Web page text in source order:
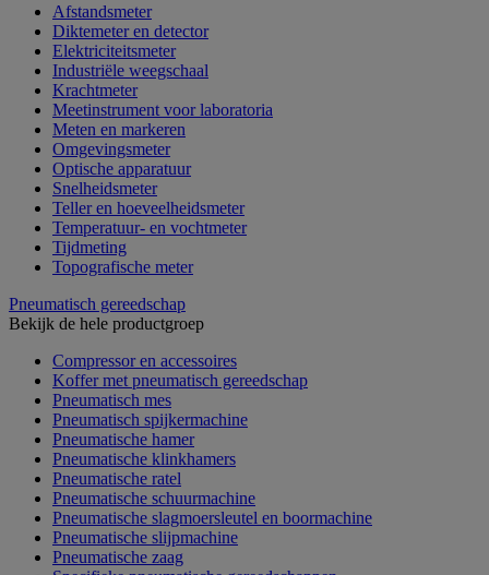
Afstandsmeter
Diktemeter en detector
Elektriciteitsmeter
Industriële weegschaal
Krachtmeter
Meetinstrument voor laboratoria
Meten en markeren
Omgevingsmeter
Optische apparatuur
Snelheidsmeter
Teller en hoeveelheidsmeter
Temperatuur- en vochtmeter
Tijdmeting
Topografische meter
Pneumatisch gereedschap
Bekijk de hele productgroep
Compressor en accessoires
Koffer met pneumatisch gereedschap
Pneumatisch mes
Pneumatisch spijkermachine
Pneumatische hamer
Pneumatische klinkhamers
Pneumatische ratel
Pneumatische schuurmachine
Pneumatische slagmoersleutel en boormachine
Pneumatische slijpmachine
Pneumatische zaag